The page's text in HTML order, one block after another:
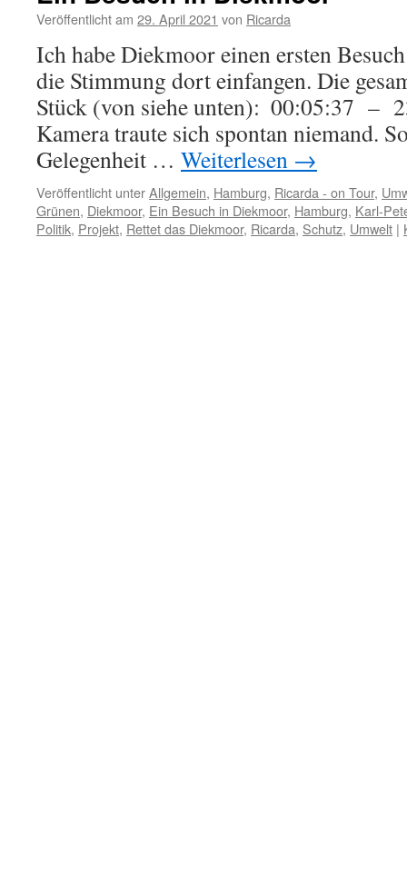
Veröffentlicht am 29. April 2021 von Ricarda
Ich habe Diekmoor einen ersten
die Stimmung dort einfangen. Die
Stück (von siehe unten): 00:05:37 –
Kamera traute sich spontan niemand.
Gelegenheit … Weiterlesen →
Veröffentlicht unterAllgemein, Hamburg, Ricarda - on Tour,
Grünen, Diekmoor, Ein Besuch in Diekmoor, Hamburg, Karl-
Politik, Projekt, Rettet das Diekmoor, Ricarda, Schutz, Umwelt |